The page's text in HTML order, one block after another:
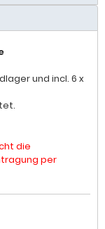
und incl. 6 x
die
per